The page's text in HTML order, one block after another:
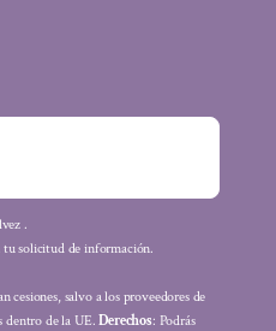
.
solicitud de información.
cesiones, salvo a los proveedores de
dentro de la UE.Derechos: Podrás